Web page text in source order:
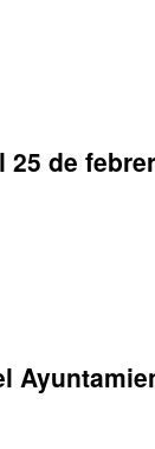
25 de